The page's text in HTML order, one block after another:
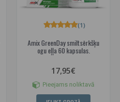
Amix GreenDay smiltsērkšķu
ogu eļļa 60 kapsulas.
(1)
17,95€
Pieejams noliktavā